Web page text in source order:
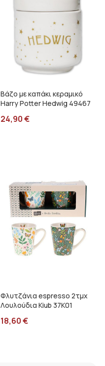
Βάζο με καπάκι κεραμικό
Harry Potter Hedwig 49467
24,90€
Φλυτζάνια espresso 2τμχ
Λουλούδια Kiub 37K01
18,60€